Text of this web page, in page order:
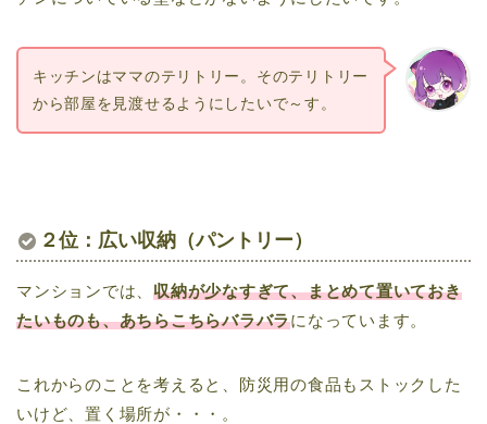
キッチンはママのテリトリー。そのテリトリー
から部屋を見渡せるようにしたいで～す。
２位：広い収納（パントリー）
マンションでは、収納が少なすぎて、まとめて置いておき
たいものも、あちらこちらバラバラになっています。
これからのことを考えると、防災用の食品もストックした
いけど、置く場所が・・・。